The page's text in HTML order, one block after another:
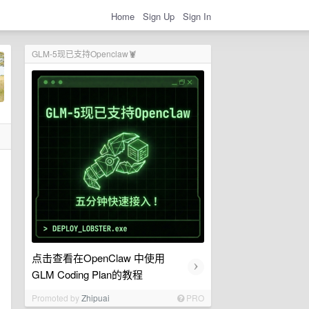
Home Sign Up Sign In
GLM-5现已支持Openclaw🦞
点击查看在OpenClaw 中使用
GLM Coding Plan的教程
›
Promoted byZhipuai PRO